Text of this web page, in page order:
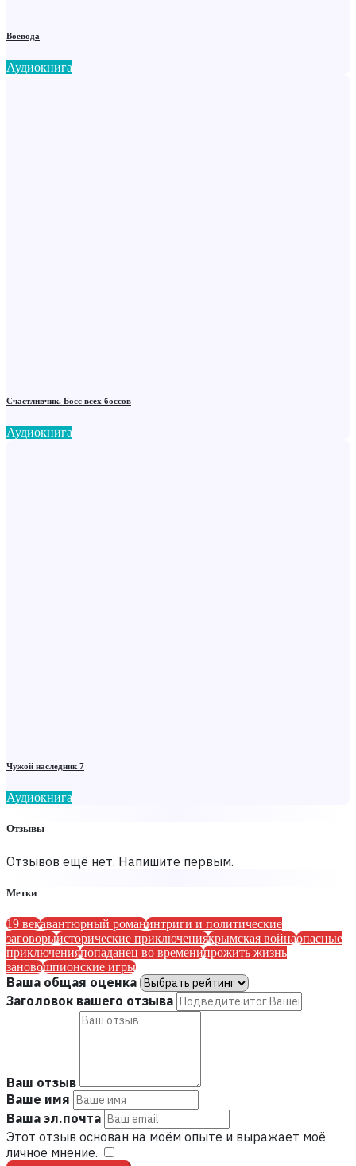
Воевода
Аудиокнига
Счастливчик. Босс всех боссов
Аудиокнига
Чужой наследник 7
Аудиокнига
Отзывы
Отзывов ещё нет. Напишите первым.
Метки
19 векавантюрный романинтриги и политические
заговорыисторические приключениякрымская войнаопасные
приключенияпопаданец во временипрожить жизнь
зановошпионские игры
Ваша общая оценка
Заголовок вашего отзыва
Ваш отзыв
Ваше имя
Ваша эл.почта
Этот отзыв основан на моём опыте и выражает моё
личное мнение.